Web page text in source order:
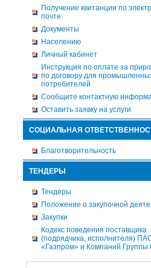
Получение квитанции по
почте
Документы
Населению
Личный кабинет
Инструкция по оплате за
по договору для
потребителей
Сообщите контактную
Оставить заявку на услуги
СОЦИАЛЬНАЯ
Благотворительность
ТЕНДЕРЫ
Тендеры
Положение о закупочной
Закупки
Кодекс поведения поставщика
(подрядчика, исполнителя)
«Газпром» и Компаний Группы